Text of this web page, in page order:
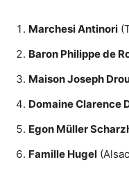
Marchesi Antinori
Baron Philippe de
Maison Joseph
Domaine Clarence
Egon Müller
Famille Hugel